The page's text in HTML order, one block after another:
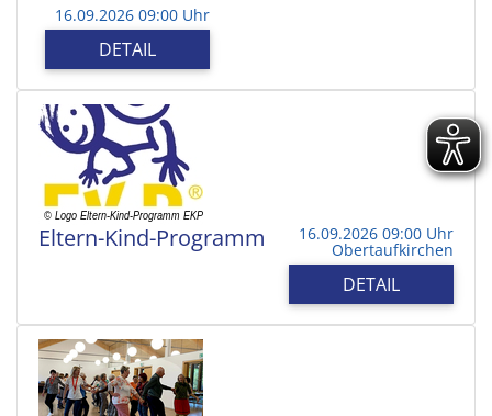
16.09.2026 09:00 Uhr
DETAIL
Eltern-Kind-Programm 16.09.2026 09:00 Uhr
Obertaufkirchen
DETAIL